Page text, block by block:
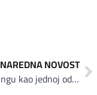
NAREDNA NOVOST
Njemački Market International pisao o AS Holdingu kao jednoj od najuspješnijih kompanija na Zapadnom Balkanu